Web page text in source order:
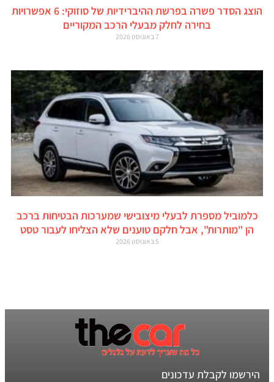
הוצג הסדר פשרה בפרשת ההיברידיות של סוזוקי: 6 אפשרויות
בחירה לחלק מבעלי הרכב המקוריים
7 באוגוסט 2026
כלמוביל מספרת לבעלי מיצובישי שמערכות הבטיחות ברכב
הן "מותרות", אבל חלקם טוענים שלא הצליחו לעבור טסט
5 באוגוסט 2026
הירשמו לקבלת עדכונים